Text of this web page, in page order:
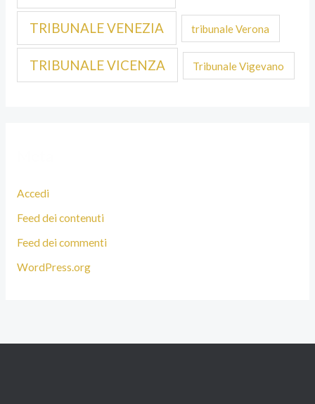
TRIBUNALE VENEZIA tribunale Verona
TRIBUNALE VICENZA Tribunale Vigevano
Accedi
Feed dei contenuti
Feed dei commenti
WordPress.org